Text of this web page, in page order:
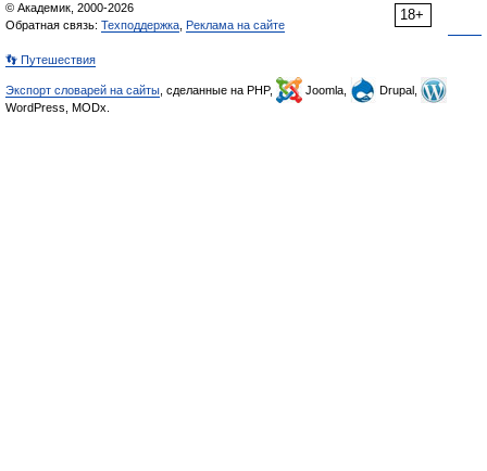
18+
© Академик, 2000-2026
Обратная связь: Техподдержка Реклама на сайте
👣 Путешествия
Экспорт словарей на сайты , сделанные на PHP, Joomla,
Drupal,
WordPress, MODx.